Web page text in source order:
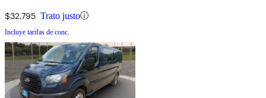
Door
$32,795 Trato justo
Incluye tarifas de conc.